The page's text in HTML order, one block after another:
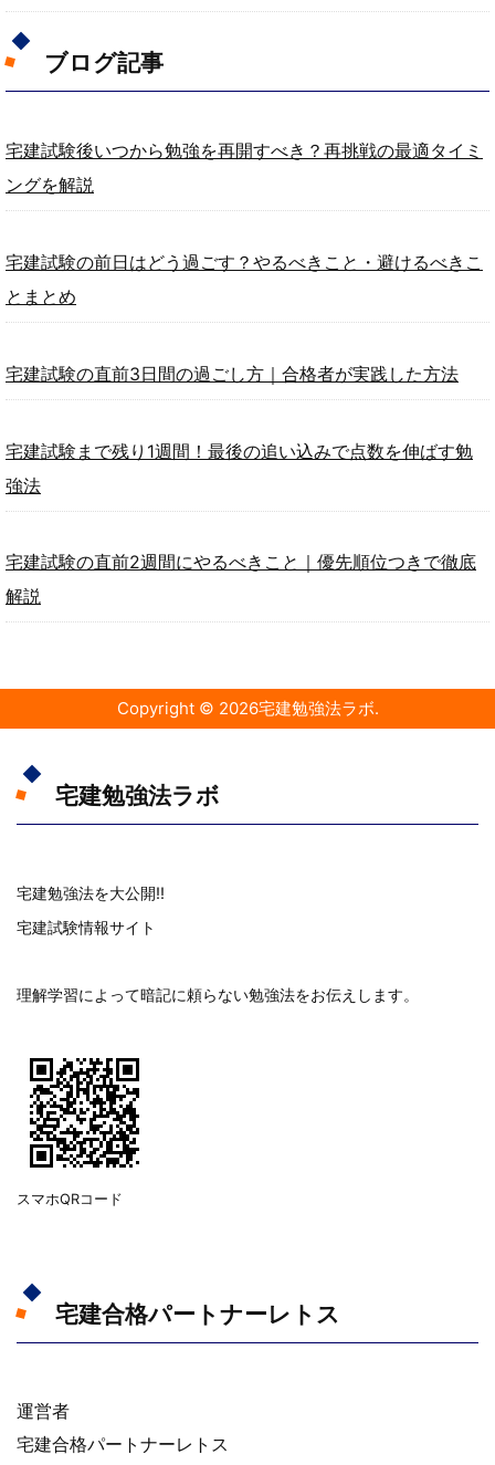
ブログ記事
宅建試験後いつから勉強を再開すべき？再挑戦の最適タイミ
ングを解説
宅建試験の前日はどう過ごす？やるべきこと・避けるべきこ
とまとめ
宅建試験の直前3日間の過ごし方｜合格者が実践した方法
宅建試験まで残り1週間！最後の追い込みで点数を伸ばす勉
強法
宅建試験の直前2週間にやるべきこと｜優先順位つきで徹底
解説
Copyright © 2026宅建勉強法ラボ.
宅建勉強法ラボ
宅建勉強法を大公開!!
宅建試験情報サイト
理解学習によって暗記に頼らない勉強法をお伝えします。
スマホQRコード
宅建合格パートナーレトス
運営者
宅建合格パートナーレトス